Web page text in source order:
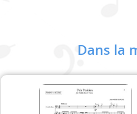
Dans la